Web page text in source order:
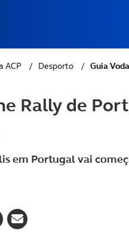
ACP / Desporto / Guia
Rally de
em Portugal vai